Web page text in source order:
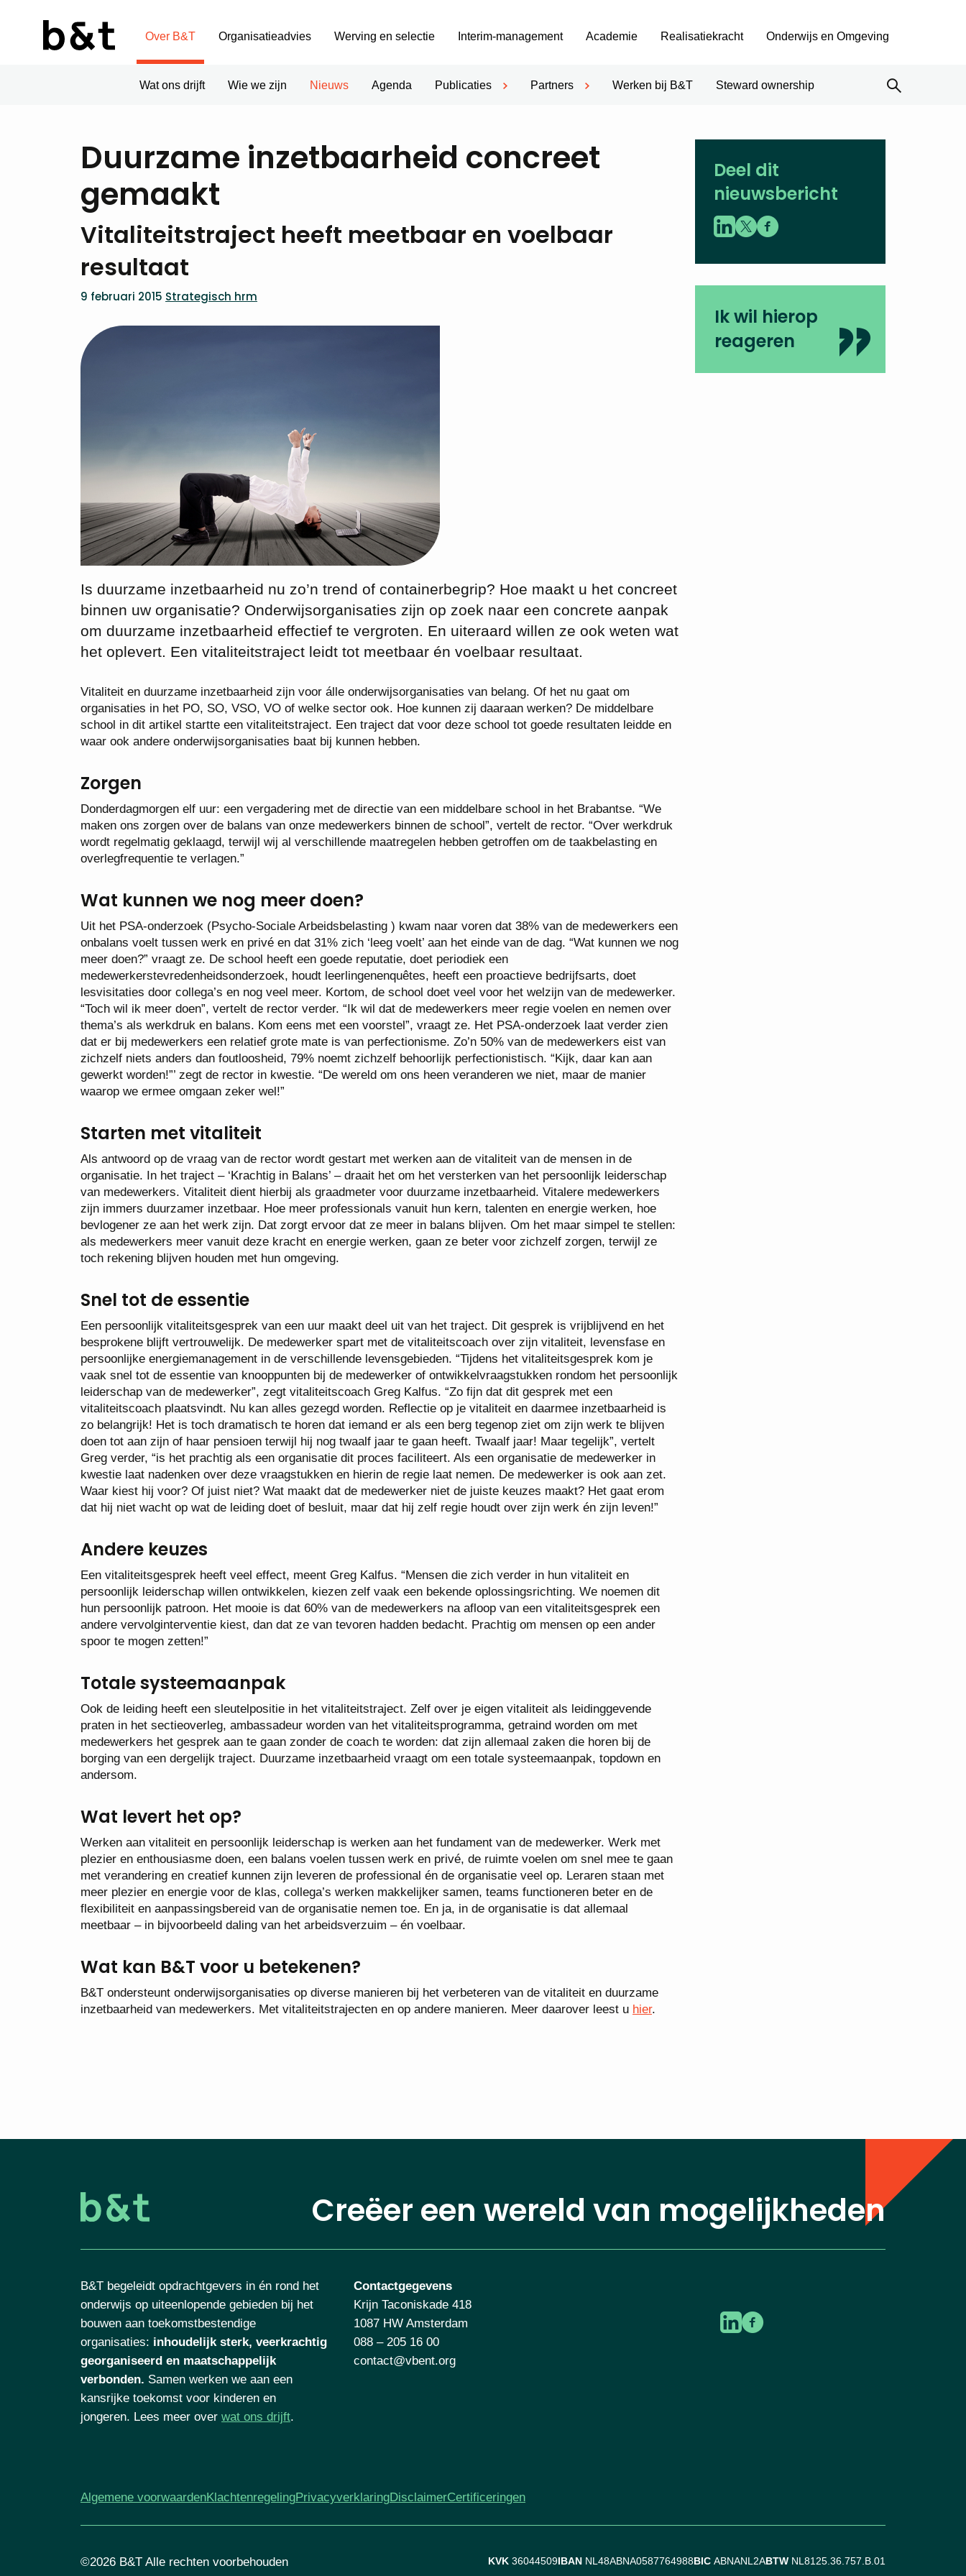
Over B&T
Wat ons drijft Wie we zijn Nieuws Agenda Publicaties Partners Werken bij B&T Steward ownership
Organisatieadvies Werving en selectie Interim-management Academie Realisatiekracht Onderwijs en Omgeving
Duurzame inzetbaarheid concreet
gemaakt
Vitaliteitstraject heeft meetbaar en voelbaar
resultaat
9 februari 2015 Strategisch hrm
Is duurzame inzetbaarheid nu zo’n trend of containerbegrip? Hoe maakt u het concreet
binnen uw organisatie? Onderwijsorganisaties zijn op zoek naar een concrete aanpak
om duurzame inzetbaarheid effectief te vergroten. En uiteraard willen ze ook weten wat
het oplevert. Een vitaliteitstraject leidt tot meetbaar én voelbaar resultaat.
Vitaliteit en duurzame inzetbaarheid zijn voor álle onderwijsorganisaties van belang. Of het nu gaat om
organisaties in het PO, SO, VSO, VO of welke sector ook. Hoe kunnen zij daaraan werken? De middelbare
school in dit artikel startte een vitaliteitstraject. Een traject dat voor deze school tot goede resultaten leidde en
waar ook andere onderwijsorganisaties baat bij kunnen hebben.
Zorgen
Donderdagmorgen elf uur: een vergadering met de directie van een middelbare school in het Brabantse. “We
maken ons zorgen over de balans van onze medewerkers binnen de school”, vertelt de rector. “Over werkdruk
wordt regelmatig geklaagd, terwijl wij al verschillende maatregelen hebben getroffen om de taakbelasting en
overlegfrequentie te verlagen.”
Wat kunnen we nog meer doen?
Uit het PSA-onderzoek (Psycho-Sociale Arbeidsbelasting ) kwam naar voren dat 38% van de medewerkers een
onbalans voelt tussen werk en privé en dat 31% zich ‘leeg voelt’ aan het einde van de dag. “Wat kunnen we nog
meer doen?” vraagt ze. De school heeft een goede reputatie, doet periodiek een
medewerkerstevredenheidsonderzoek, houdt leerlingenenquêtes, heeft een proactieve bedrijfsarts, doet
lesvisitaties door collega’s en nog veel meer. Kortom, de school doet veel voor het welzijn van de medewerker.
“Toch wil ik meer doen”, vertelt de rector verder. “Ik wil dat de medewerkers meer regie voelen en nemen over
thema’s als werkdruk en balans. Kom eens met een voorstel”, vraagt ze. Het PSA-onderzoek laat verder zien
dat er bij medewerkers een relatief grote mate is van perfectionisme. Zo’n 50% van de medewerkers eist van
zichzelf niets anders dan foutloosheid, 79% noemt zichzelf behoorlijk perfectionistisch. “Kijk, daar kan aan
gewerkt worden!”’ zegt de rector in kwestie. “De wereld om ons heen veranderen we niet, maar de manier
waarop we ermee omgaan zeker wel!”
Starten met vitaliteit
Als antwoord op de vraag van de rector wordt gestart met werken aan de vitaliteit van de mensen in de
organisatie. In het traject – ‘Krachtig in Balans’ – draait het om het versterken van het persoonlijk leiderschap
van medewerkers. Vitaliteit dient hierbij als graadmeter voor duurzame inzetbaarheid. Vitalere medewerkers
zijn immers duurzamer inzetbaar. Hoe meer professionals vanuit hun kern, talenten en energie werken, hoe
bevlogener ze aan het werk zijn. Dat zorgt ervoor dat ze meer in balans blijven. Om het maar simpel te stellen:
als medewerkers meer vanuit deze kracht en energie werken, gaan ze beter voor zichzelf zorgen, terwijl ze
toch rekening blijven houden met hun omgeving.
Snel tot de essentie
Een persoonlijk vitaliteitsgesprek van een uur maakt deel uit van het traject. Dit gesprek is vrijblijvend en het
besprokene blijft vertrouwelijk. De medewerker spart met de vitaliteitscoach over zijn vitaliteit, levensfase en
persoonlijke energiemanagement in de verschillende levensgebieden. “Tijdens het vitaliteitsgesprek kom je
vaak snel tot de essentie van knooppunten bij de medewerker of ontwikkelvraagstukken rondom het persoonlijk
leiderschap van de medewerker”, zegt vitaliteitscoach Greg Kalfus. “Zo fijn dat dit gesprek met een
vitaliteitscoach plaatsvindt. Nu kan alles gezegd worden. Reflectie op je vitaliteit en daarmee inzetbaarheid is
zo belangrijk! Het is toch dramatisch te horen dat iemand er als een berg tegenop ziet om zijn werk te blijven
doen tot aan zijn of haar pensioen terwijl hij nog twaalf jaar te gaan heeft. Twaalf jaar! Maar tegelijk”, vertelt
Greg verder, “is het prachtig als een organisatie dit proces faciliteert. Als een organisatie de medewerker in
kwestie laat nadenken over deze vraagstukken en hierin de regie laat nemen. De medewerker is ook aan zet.
Waar kiest hij voor? Of juist niet? Wat maakt dat de medewerker niet de juiste keuzes maakt? Het gaat erom
dat hij niet wacht op wat de leiding doet of besluit, maar dat hij zelf regie houdt over zijn werk én zijn leven!”
Andere keuzes
Een vitaliteitsgesprek heeft veel effect, meent Greg Kalfus. “Mensen die zich verder in hun vitaliteit en
persoonlijk leiderschap willen ontwikkelen, kiezen zelf vaak een bekende oplossingsrichting. We noemen dit
hun persoonlijk patroon. Het mooie is dat 60% van de medewerkers na afloop van een vitaliteitsgesprek een
andere vervolginterventie kiest, dan dat ze van tevoren hadden bedacht. Prachtig om mensen op een ander
spoor te mogen zetten!”
Totale systeemaanpak
Ook de leiding heeft een sleutelpositie in het vitaliteitstraject. Zelf over je eigen vitaliteit als leidinggevende
praten in het sectieoverleg, ambassadeur worden van het vitaliteitsprogramma, getraind worden om met
medewerkers het gesprek aan te gaan zonder de coach te worden: dat zijn allemaal zaken die horen bij de
borging van een dergelijk traject. Duurzame inzetbaarheid vraagt om een totale systeemaanpak, topdown en
andersom.
Wat levert het op?
Werken aan vitaliteit en persoonlijk leiderschap is werken aan het fundament van de medewerker. Werk met
plezier en enthousiasme doen, een balans voelen tussen werk en privé, de ruimte voelen om snel mee te gaan
met verandering en creatief kunnen zijn leveren de professional én de organisatie veel op. Leraren staan met
meer plezier en energie voor de klas, collega’s werken makkelijker samen, teams functioneren beter en de
flexibiliteit en aanpassingsbereid van de organisatie nemen toe. En ja, in de organisatie is dat allemaal
meetbaar – in bijvoorbeeld daling van het arbeidsverzuim – én voelbaar.
Wat kan B&T voor u betekenen?
B&T ondersteunt onderwijsorganisaties op diverse manieren bij het verbeteren van de vitaliteit en duurzame
inzetbaarheid van medewerkers. Met vitaliteitstrajecten en op andere manieren. Meer daarover leest u hier.
Deel dit
nieuwsbericht
Ik wil hierop
reageren
Creëer een wereld van mogelijkheden
B&T begeleidt opdrachtgevers in én rond het
onderwijs op uiteenlopende gebieden bij het
bouwen aan toekomstbestendige
organisaties: inhoudelijk sterk, veerkrachtig
georganiseerd en maatschappelijk
verbonden. Samen werken we aan een
kansrijke toekomst voor kinderen en
jongeren. Lees meer over wat ons drijft.
Contactgegevens
Krijn Taconiskade 418
1087 HW Amsterdam
088 – 205 16 00
contact@vbent.org
Algemene voorwaardenKlachtenregelingPrivacyverklaringDisclaimerCertificeringen
©2026 B&T Alle rechten voorbehouden KVK 36044509IBAN NL48ABNA0587764988BIC ABNANL2ABTW NL8125.36.757.B.01